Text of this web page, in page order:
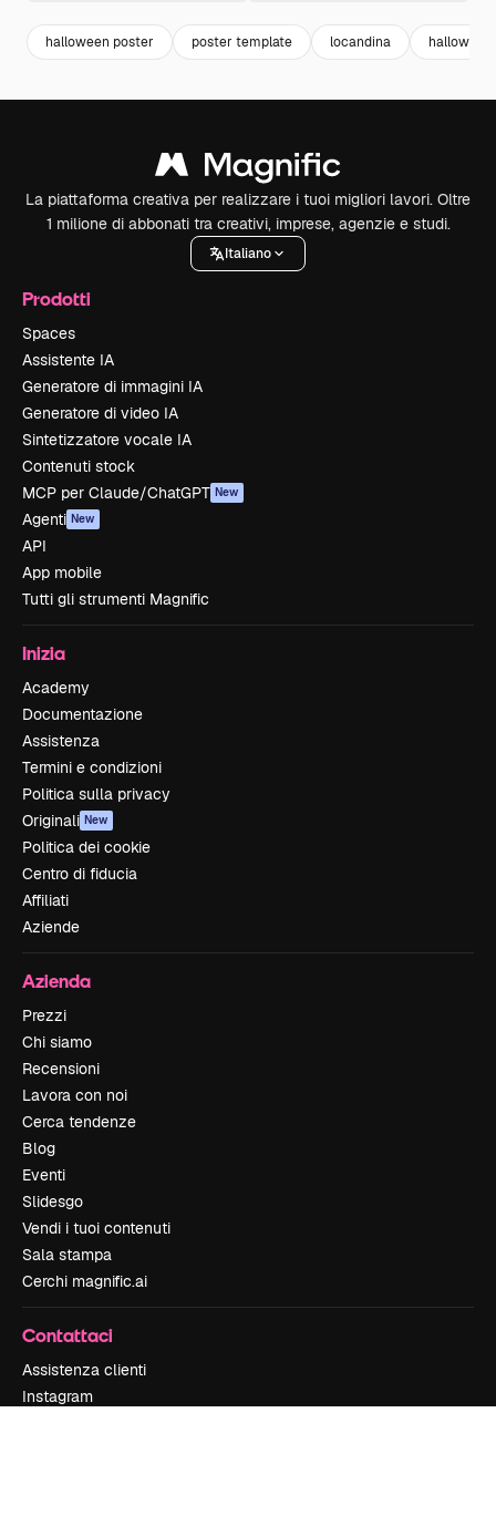
halloween poster poster template locandina halloween
La piattaforma creativa per realizzare i tuoi migliori lavori. Oltre
1 milione di abbonati tra creativi, imprese, agenzie e studi.
Italiano
Prodotti
Spaces
Assistente IA
Generatore di immagini IA
Generatore di video IA
Sintetizzatore vocale IA
Contenuti stock
MCP per Claude/ChatGPT New
Agenti New
API
App mobile
Tutti gli strumenti Magnific
Inizia
Academy
Documentazione
Assistenza
Termini e condizioni
Politica sulla privacy
Originali New
Politica dei cookie
Centro di fiducia
Affiliati
Aziende
Azienda
Prezzi
Chi siamo
Recensioni
Lavora con noi
Cerca tendenze
Blog
Eventi
Slidesgo
Vendi i tuoi contenuti
Sala stampa
Cerchi magnific.ai
Contattaci
Assistenza clienti
Instagram